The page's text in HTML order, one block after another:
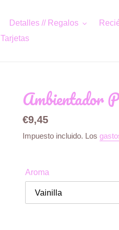
Detalles // Regalos
Tarjetas
Ambientador
Precio
habitual
€9,45
Impuesto incluido. Los
Aroma